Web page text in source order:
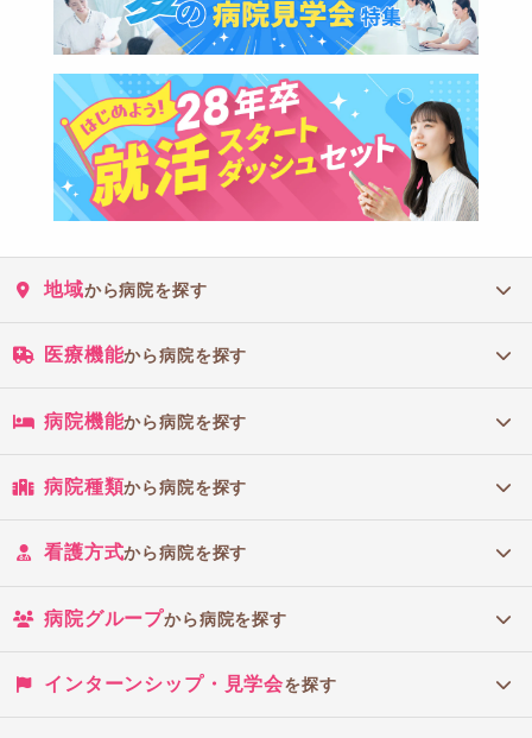
地域から病院を探す
医療機能から病院を探す
病院機能から病院を探す
病院種類から病院を探す
看護方式から病院を探す
病院グループから病院を探す
インターンシップ・見学会を探す